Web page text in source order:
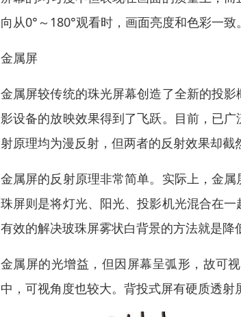
向从0°～180°观看时，画面亮度和色彩一
金属屏
金属屏较传统的珠光屏幕创造了全新的投
影设备的放映效果得到了飞跃。目前，已
射原理均为漫反射，但两者的反射效果却截
金属屏的反射原理非常简单。实际上，金
珠屏则是将灯光、阳光、投影机光混合在
有效的解决玻珠屏雾状白背景的方法就是降
金属屏的光增益，但因屏幕呈弧形，故可
中，可视角度也较大。背投式屏有硬质透射